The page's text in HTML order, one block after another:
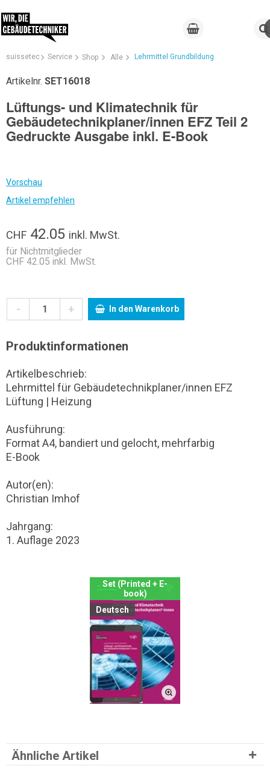
suissetec Service Shop Alle Lehrmittel Grundbildung
Artikelnr. SET16018
Lüftungs- und Klimatechnik für
Gebäudetechnikplaner/innen EFZ Teil 2
Gedruckte Ausgabe inkl. E-Book
Vorschau
Artikel empfehlen
CHF 42.05 inkl. MwSt.
für Nichtmitglieder
CHF 42.05 inkl. MwSt.
- + In den Warenkorb
Produktinformationen
Artikelbeschrieb:
Lehrmittel für Gebäudetechnikplaner/innen EFZ
Lüftung | Heizung
Ausführung:
Format A4, bandiert und gelocht, mehrfarbig
E-Book
Autor(en):
Christian Imhof
Jahrgang:
1. Auflage 2023
Set (Printed + E-
book)
Deutsch
Ähnliche Artikel